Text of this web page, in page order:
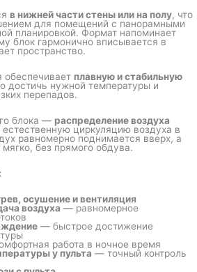
в нижней части стены или на полу, что
для помещений с панорамными
планировкой. Формат напоминает
блок гармонично вписывается в
пространство.
обеспечивает плавную и стабильную
достичь нужной температуры и
перепадов.
блока — распределение воздуха
естественную циркуляцию воздуха в
равномерно поднимается вверх, а
без прямого обдува.
осушение и вентиляция
воздуха — равномерное
— быстрое достижение
работа в ночное время
у пульта — точный контроль